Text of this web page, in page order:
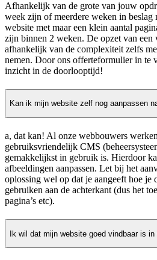
Afhankelijk van de grote van jouw
week zijn of meerdere weken in beslag
website met maar een klein aantal
zijn binnen 2 weken. De opzet van een
afhankelijk van de complexiteit zelfs
nemen. Door ons offerteformulier in te
inzicht in de doorlooptijd!
Kan ik mijn website zelf nog aanpassen
a, dat kan! Al onze webbouwers
gebruiksvriendelijk CMS
gemakkelijkst in gebruik is. Hierdoor
afbeeldingen aanpassen. Let bij het
oplossing wel op dat je aangeeft hoe je
gebruiken aan de achterkant (dus het
pagina’s etc).
Ik wil dat mijn website goed vindbaar is